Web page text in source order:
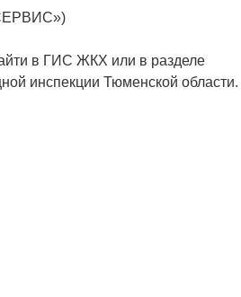
в ГИС ЖКХ или в разделе
инспекции Тюменской области.